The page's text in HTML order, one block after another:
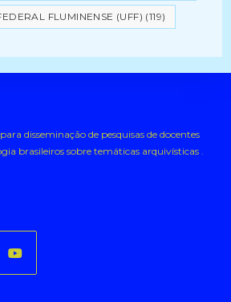
FLUMINENSE (UFF) (119)
disseminação de pesquisas de docentes
brasileiros sobre temáticas arquivísticas .